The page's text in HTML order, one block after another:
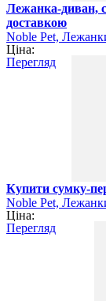
Лежанка-диван,
доставкою
Noble Pet,
Ціна:
Перегляд
Купити сумку-
Noble Pet,
Ціна:
Перегляд